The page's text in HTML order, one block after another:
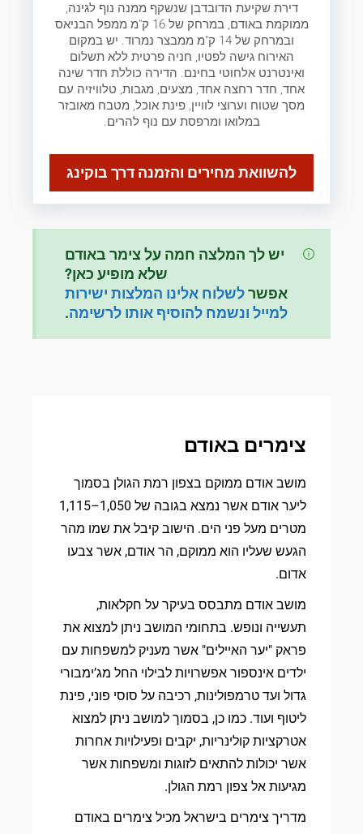
דירת שקיעת הדובדבן שנשקף ממנה נוף לגינה,
ממוקמת באודם, במרחק של 16 ק"מ ממפל הבניאס
ובמרחק של 14 ק"מ ממבצר נמרוד. יש במקום
האירוח גישה לפטיו, חניה פרטית ללא תשלום
ואינטרנט אלחוטי בחינם. הדירה כוללת חדר שינה
אחד, חדר רחצה אחד, מצעים, מגבות, טלוויזיה עם
מסך שטוח וערוצי לוויין, פינת אוכל, מטבח מאובזר
במלואו ומרפסת עם נוף להרים.
להשוואת מחירים והזמנה דרך בוקינג
יש לך המלצה חמה על צימר באודם
שלא מופיע כאן?
אפשרלשלוח אלינו המלצות ישירות
למייל ונשמח להוסיף אותו לרשימה.
צימרים באודם
מושב אודם ממוקם בצפון רמת הגולן בסמוך
ליער אודם אשר נמצא בגובה של 1,050–1,115
מטרים מעל פני הים. הישוב קיבל את שמו מהר
הגעש שעליו הוא ממוקם, הר אודם, אשר צבעו
אדום.
מושב אודם מתבסס בעיקר על חקלאות,
תעשייה ונופש. בתחומי המושב ניתן למצוא את
פראק "יער האיילים" אשר מעניק למשפחות עם
ילדים אינספור אפשרויות לבילוי החל מג’ימבורי
גדול ועד טרמפולינות, רכיבה על סוסי פוני, פינת
ליטוף ועוד. כמו כן, בסמוך למושב ניתן למצוא
אטרקציות קולינריות, יקבים ופעילויות אחרות
אשר יכולות להתאים לזוגות ומשפחות אשר
מגיעות אל צפון רמת הגולן.
מדריך צימרים בישראל מכיל צימרים באודם